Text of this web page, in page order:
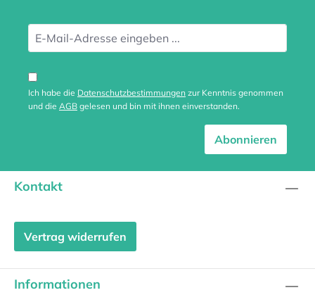
Ich habe die Datenschutzbestimmungen zur Kenntnis genommen
und die AGB gelesen und bin mit ihnen einverstanden.
Abonnieren
Kontakt
Vertrag widerrufen
Informationen